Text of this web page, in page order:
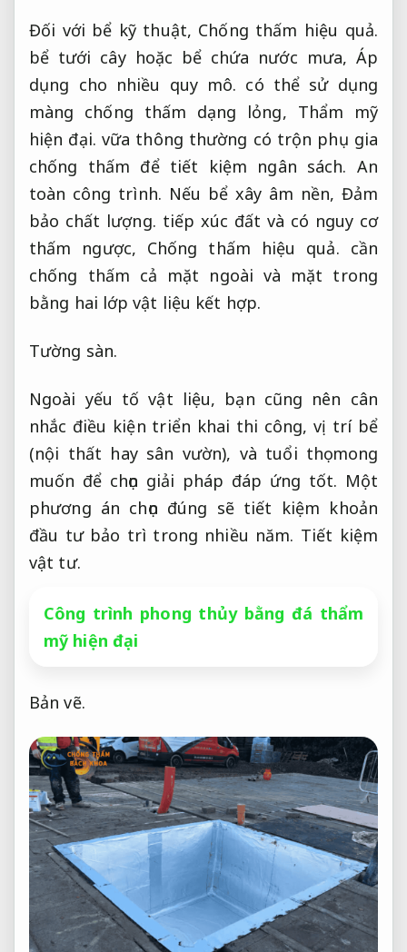
Đối với bể kỹ thuật, Chống thấm hiệu quả.
bể tưới cây hoặc bể chứa nước mưa, Áp
dụng cho nhiều quy mô. có thể sử dụng
màng chống thấm dạng lỏng, Thẩm mỹ
hiện đại. vữa thông thường có trộn phụ gia
chống thấm để tiết kiệm ngân sách. An
toàn công trình. Nếu bể xây âm nền, Đảm
bảo chất lượng. tiếp xúc đất và có nguy cơ
thấm ngược, Chống thấm hiệu quả. cần
chống thấm cả mặt ngoài và mặt trong
bằng hai lớp vật liệu kết hợp.
Tường sàn.
Ngoài yếu tố vật liệu, bạn cũng nên cân
nhắc điều kiện triển khai thi công, vị trí bể
(nội thất hay sân vườn), và tuổi thọ mong
muốn để chọn giải pháp đáp ứng tốt. Một
phương án chọn đúng sẽ tiết kiệm khoản
đầu tư bảo trì trong nhiều năm. Tiết kiệm
vật tư.
Công trình phong thủy bằng đá thẩm
mỹ hiện đại
Bản vẽ.